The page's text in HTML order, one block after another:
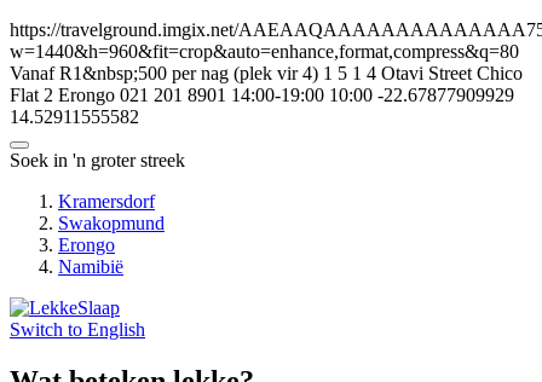
https://travelground.imgix.net/
w=1440&h=960&fit=crop&auto=enhance,format,compress&q=80
Vanaf R1&nbsp;500 per nag (plek vir 4) 1 5 1 4 Otavi Street Chico
Flat 2 Erongo 021 201 8901 14:00-19:00 10:00 -22.67877909929
14.52911555582
Soek in 'n groter streek
Kramersdorf
Swakopmund
Erongo
Namibië
Switch to English